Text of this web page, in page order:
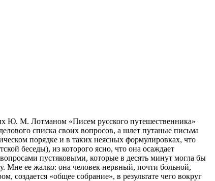
Ю. М. Лотманом «Писем русского путешественника»
списка своих вопросов, а шлет путаные письма
порядке и в таких неясных формулировках, что
беседы), из которого ясно, что она осаждает
пустяковыми, которые в десять минут могла бы
Мне ее жалко: она человек нервный, почти больной,
создается «общее собрание», в результате чего вокруг